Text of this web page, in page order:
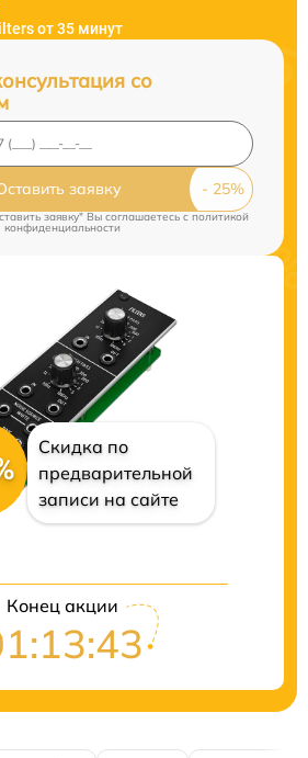
от 35 минут
со
заявку
заявку" Вы соглашаетесь cполитикой
конфиденциальности
Скидка по
предварительной
записи на сайте
Конец акции